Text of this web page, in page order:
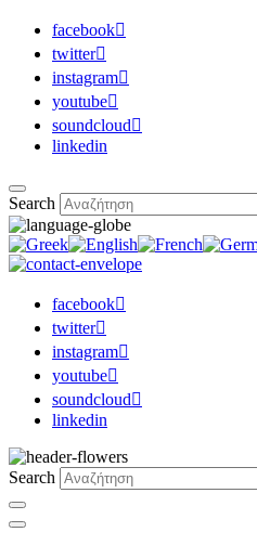
facebook
twitter
instagram
youtube
soundcloud
linkedin
Search
facebook
twitter
instagram
youtube
soundcloud
linkedin
Search